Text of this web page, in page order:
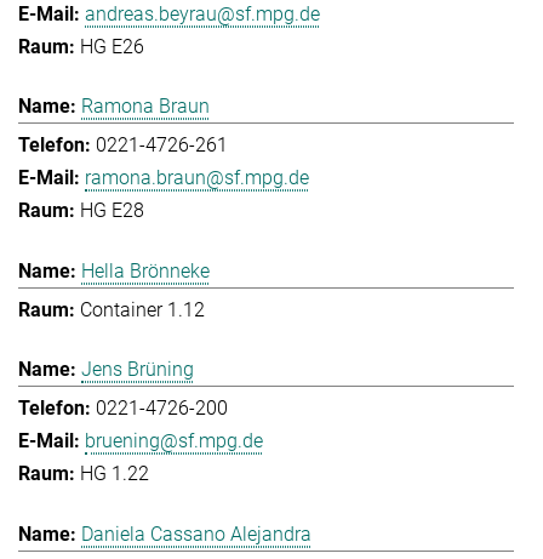
andreas.beyrau@sf.mpg.de
HG E26
Ramona Braun
0221-4726-261
ramona.braun@sf.mpg.de
HG E28
Hella Brönneke
Container 1.12
Jens Brüning
0221-4726-200
bruening@sf.mpg.de
HG 1.22
Daniela Cassano Alejandra